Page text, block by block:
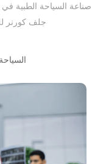
جلف كورنر